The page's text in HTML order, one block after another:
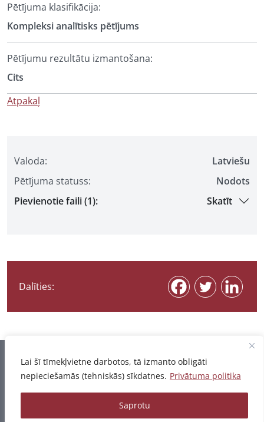
Lai šī tīmekļvietne darbotos, tā izmanto obligāti
nepieciešamās (tehniskās) sīkdatnes. Privātuma politika
Saprotu
Valoda:
Latviešu
Pētījuma statuss:
Nodots
Pievienotie faili (1):
Skatīt
Dalīties:
Pētījuma klasifikācija:
Kompleksi analītisks pētījums
Pētījumu rezultātu izmantošana:
Cits
Atpakaļ
Informācija pēdējo reizi atjaunota 06.08.2026
© 2026 - Pētījumu un publikāciju datubāze